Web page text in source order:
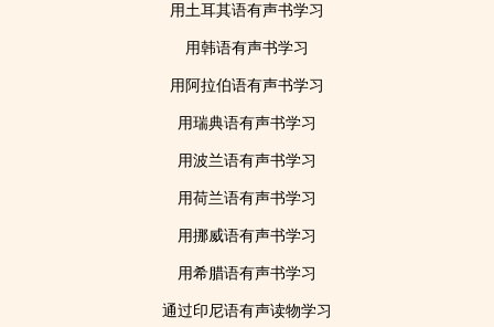
用土耳其语有声书学习
用韩语有声书学习
用阿拉伯语有声书学习
用瑞典语有声书学习
用波兰语有声书学习
用荷兰语有声书学习
用挪威语有声书学习
用希腊语有声书学习
通过印尼语有声读物学习